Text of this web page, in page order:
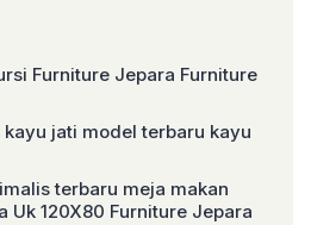
Furniture Jepara Furniture
jati model terbaru kayu
terbaru meja makan
Uk 120X80 Furniture Jepara